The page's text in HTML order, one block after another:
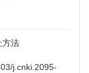
方法
j.cnki.2095-